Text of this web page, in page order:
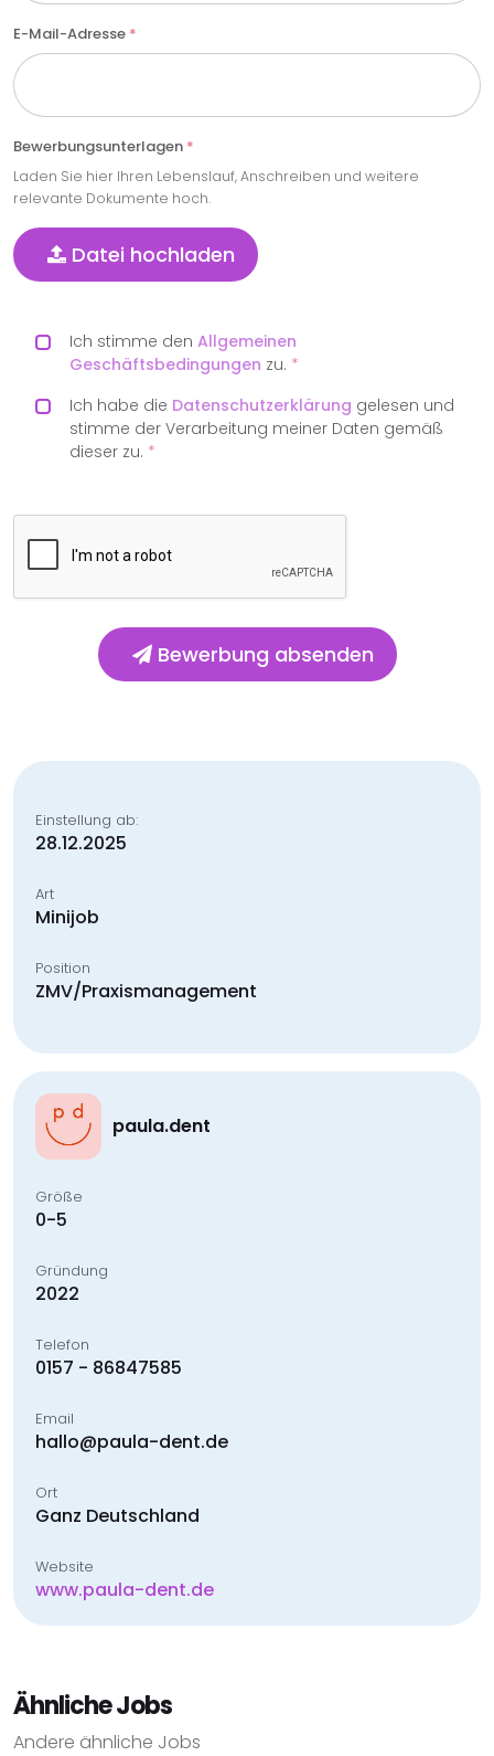
E-Mail-Adresse *
Bewerbungsunterlagen *
Laden Sie hier Ihren Lebenslauf, Anschreiben und weitere
relevante Dokumente hoch.
Datei hochladen
Ich stimme den Allgemeinen
Geschäftsbedingungen zu. *
Ich habe die Datenschutzerklärung gelesen und
stimme der Verarbeitung meiner Daten gemäß
dieser zu. *
Bewerbung absenden
Einstellung ab:
28.12.2025
Art
Minijob
Position
ZMV/Praxismanagement
paula.dent
Größe
0-5
Gründung
2022
Telefon
0157 - 86847585
Email
hallo@paula-dent.de
Ort
Ganz Deutschland
Website
www.paula-dent.de
Ähnliche Jobs
Andere ähnliche Jobs